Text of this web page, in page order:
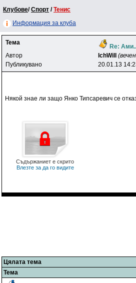
Клубове/Спорт /Тенис
Информация за клуба
Тема
Re: Ами..
Автор
lchWill
Публикувано
20.01.13
Някой знае ли защо Янко Типсаревич се
Съдържаниет е скрито
Влезте за да го видите
Цялата тема
Тема